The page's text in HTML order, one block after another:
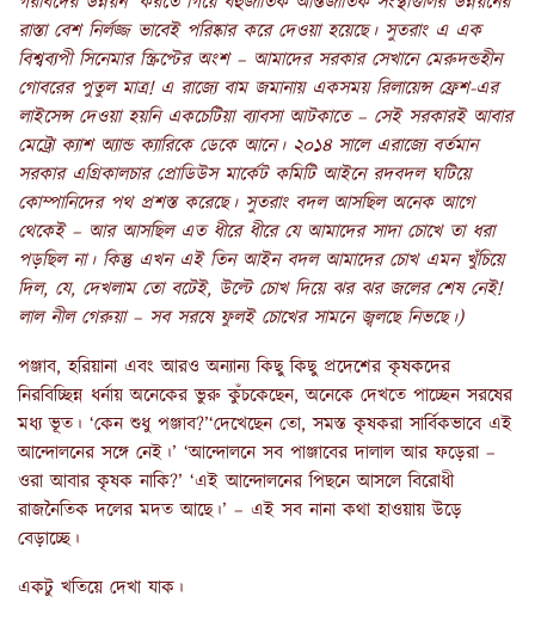
রাস্তা বেশ নির্লজ্জ ভাবেই পরিষ্কার করে দেওয়া হয়েছে। সুতরাং এ এক
বিশ্বব্যপী সিনেমার স্ক্রিপ্টের অংশ – আমাদের সরকার সেখানে মেরুদন্ডহীন
গোবরের পুতুল মাত্র! এ রাজ্যে বাম জমানায় একসময় রিলায়েন্স ফ্রেশ-এর
লাইসেন্স দেওয়া হয়নি একচেটিয়া ব্যাবসা আটকাতে – সেই সরকারই আবার
মেট্রো ক্যাশ অ্যান্ড ক্যারিকে ডেকে আনে। ২০১৪ সালে এরাজ্যে বর্তমান
সরকার এগ্রিকালচার প্রোডিউস মার্কেটকমিটি আইনে রদবদল ঘটিয়ে
কোম্পানিদের পথ প্রশস্ত করেছে। সুতরাং বদল আসছিল অনেক আগে
থেকেই – আর আসছিল এত ধীরে ধীরে যে আমাদের সাদা চোখে তা ধরা
পড়ছিল না। কিন্তু এখন এই তিন আইন বদল আমাদের চোখ এমন খুঁচিয়ে
দিল, যে, দেখলাম তো বটেই, উল্টে চোখ দিয়ে ঝর ঝর জলের শেষ নেই!
লাল নীল গেরুয়া – সব সরষে ফুলই চোখের সামনে জ্বলছে নিভছে।)
পঞ্জাব, হরিয়ানা এবং আরও অন্যান্য কিছু কিছু প্রদেশের কৃষকদের
নিরবিচ্ছিন্ন ধর্নায় অনেকের ভুরু কুঁচকেছেন, অনেকে দেখতে পাচ্ছেন সরষের
মধ্য ভূত। ‘কেন শুধু পঞ্জাব?’‘দেখেছেন তো, সমস্ত কৃষকরা সার্বিকভাবে এই
আন্দোলনের সঙ্গে নেই।’ ‘আন্দোলনে সব পাঞ্জাবের দালাল আর ফড়েরা –
ওরা আবার কৃষক নাকি?’ ‘এই আন্দোলনের পিছনে আসলে বিরোধী
রাজনৈতিক দলের মদত আছে।’ – এই সব নানা কথা হাওয়ায় উড়ে
বেড়াচ্ছে।
একটু খতিয়ে দেখা যাক।